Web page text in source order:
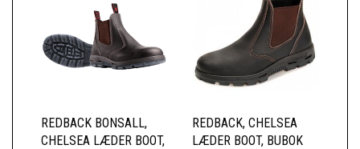
REDBACK BONSALL,
CHELSEA LÆDER BOOT,
REDBACK, CHELSEA
LÆDER BOOT, BUBOK